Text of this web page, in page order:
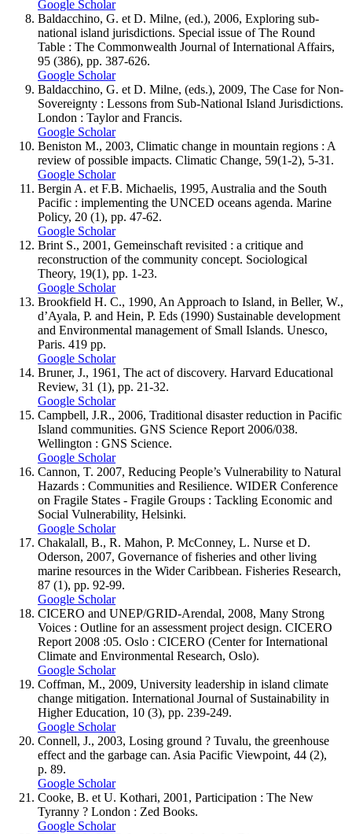
Google Scholar
Baldacchino, G. et D. Milne, (ed.), 2006, Exploring sub-
national island jurisdictions. Special issue of The Round
Table : The Commonwealth Journal of International Affairs,
95 (386), pp. 387-626.
Google Scholar
Baldacchino, G. et D. Milne, (eds.), 2009, The Case for Non-
Sovereignty : Lessons from Sub-National Island Jurisdictions.
London : Taylor and Francis.
Google Scholar
Beniston M., 2003, Climatic change in mountain regions : A
review of possible impacts. Climatic Change, 59(1-2), 5-31.
Google Scholar
Bergin A. et F.B. Michaelis, 1995, Australia and the South
Pacific : implementing the UNCED oceans agenda. Marine
Policy, 20 (1), pp. 47-62.
Google Scholar
Brint S., 2001, Gemeinschaft revisited : a critique and
reconstruction of the community concept. Sociological
Theory, 19(1), pp. 1-23.
Google Scholar
Brookfield H. C., 1990, An Approach to Island, in Beller, W.,
d’Ayala, P. and Hein, P. Eds (1990) Sustainable development
and Environmental management of Small Islands. Unesco,
Paris. 419 pp.
Google Scholar
Bruner, J., 1961, The act of discovery. Harvard Educational
Review, 31 (1), pp. 21-32.
Google Scholar
Campbell, J.R., 2006, Traditional disaster reduction in Pacific
Island communities. GNS Science Report 2006/038.
Wellington : GNS Science.
Google Scholar
Cannon, T. 2007, Reducing People’s Vulnerability to Natural
Hazards : Communities and Resilience. WIDER Conference
on Fragile States - Fragile Groups : Tackling Economic and
Social Vulnerability, Helsinki.
Google Scholar
Chakalall, B., R. Mahon, P. McConney, L. Nurse et D.
Oderson, 2007, Governance of fisheries and other living
marine resources in the Wider Caribbean. Fisheries Research,
87 (1), pp. 92-99.
Google Scholar
CICERO and UNEP/GRID-Arendal, 2008, Many Strong
Voices : Outline for an assessment project design. CICERO
Report 2008 :05. Oslo : CICERO (Center for International
Climate and Environmental Research, Oslo).
Google Scholar
Coffman, M., 2009, University leadership in island climate
change mitigation. International Journal of Sustainability in
Higher Education, 10 (3), pp. 239-249.
Google Scholar
Connell, J., 2003, Losing ground ? Tuvalu, the greenhouse
effect and the garbage can. Asia Pacific Viewpoint, 44 (2),
p. 89.
Google Scholar
Cooke, B. et U. Kothari, 2001, Participation : The New
Tyranny ? London : Zed Books.
Google Scholar